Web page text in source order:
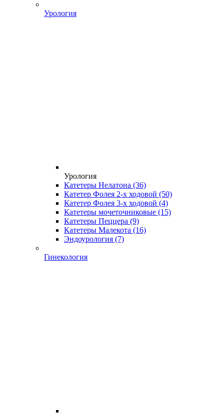
Урология
Урология
Катетеры Нелатона (36)
Катетер Фолея 2-х ходовой (50)
Катетер Фолея 3-х ходовой (4)
Катетеры мочеточниковые (15)
Катетеры Пеццера (9)
Катетеры Малекота (16)
Эндоурология (7)
Гинекология